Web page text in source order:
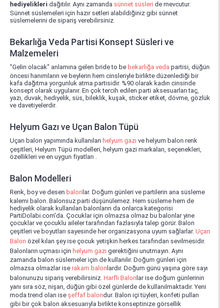
hediyelikleri dağıtılır. Aynı zamanda sünnet süsleri de mevcutur.
Sünnet süslemeleri için hazır setleri alabildiğiniz gibi sünnet
süslemelerini de sipariş verebilirsiniz.
Bekarlığa Veda Partisi Konsept Süsleri ve
Malzemeleri
"Gelin olacak" anlamına gelen bride to be bekarlığa veda partisi, düğün
öncesi hanımların ve beylerin hem cinsleriyle birlikte düzenlediği bir
kafa dağıtma yorgunluk atma partisidir. %90 olarak kadın cinsinde
konsept olarak uygulanır. En çok tercih edilen parti aksesuarları taç,
yazı, duvak, hediyelik, süs, bileklik, kuşak, sticker etiket, dövme, gözlük
ve davetiyelerdir.
Helyum Gazı ve Uçan Balon Tüpü
Uçan balon yapımında kullanılan helyum gazı ve helyum balon renk
çeşitleri, Helyum Tüpü modelleri, helyum gazi markaları, seçenekleri,
özellikleri ve en uygun fiyatları .
Balon Modelleri
Renk, boy ve desen balon lar. Doğum günleri ve partilerin ana süsleme
kalemi balon. Balonsuz parti düşünülemez. Hem süsleme hem de
hediyelik olarak kullanılan balonların da onlarca kategorisi
PartiDolabi.com'da. Çocuklar için olmazsa olmaz bu balonlar yine
çocuklar ve çocuklu aileler tarafından fazlasıyla talep görür. Balon
çeşitleri ve boyutları sayesinde her organizasyona uyum sağlarlar. Uçan
Balon özel kılan şey ise çocuk yetişkin herkes tarafından sevilmesidir.
Balonların uçması için helyum gazı gerektiğini unutmayın. Aynı
zamanda balon süslemeler için de kullanılır. Doğum günleri için
olmazsa olmazlar ise rakam balon lardır. Doğum günü yaşına göre sayı
balonunuzu sipariş verebilirsiniz. Harfli Balon lar ise doğum günlerinin
yanı sıra söz, nişan, düğün gibi özel günlerde de kullanılmaktadır. Yeni
moda trend olan ise şeffaf balondur. Balon içi tüyleri, konfeti pulları
gibi bir çok balon aksesuarıyla birlikte konseptinize görsellik